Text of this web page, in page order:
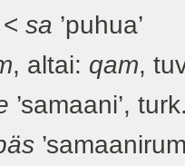
< sa ’puhua’
, altai: qam,
’samaani’,